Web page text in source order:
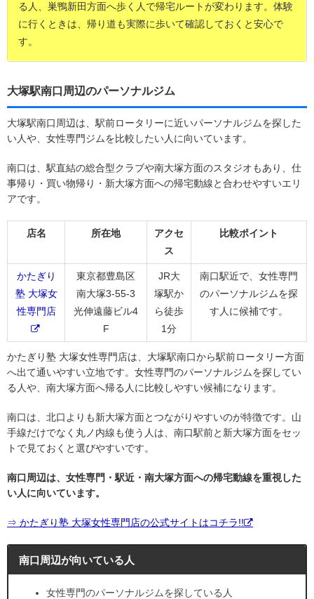
る人、巣鴨新田方面へ歩く人で帰宅ルートが変わります。体験
に行くときは、帰り道も実際に歩いて確認しておくと安心で
す。
大塚駅南口周辺のパーソナルジム
大塚駅南口周辺は、駅前ロータリーに近いパーソナルジムを探した
い人や、女性専門ジムを比較したい人に向いています。
南口は、駅直結の総合型クラブや南大塚方面のスタジオもあり、仕
事帰り・買い物帰り・新大塚方面への帰宅動線と合わせやすいエリ
アです。
店名 所在地
アクセ
ス
比較ポイント
かたぎり
塾 大塚女
性専門店
東京都豊島区
南大塚3-55-3
光伸遠藤ビル4
F
JR大
塚駅か
ら徒歩
1分
南口駅近で、女性専門
のパーソナルジムを探
す人に候補です。
かたぎり塾 大塚女性専門店は、大塚駅南口から駅前ロータリー方面
へ出て通いやすい立地です。女性専門のパーソナルジムを探してい
る人や、南大塚方面へ帰る人に比較しやすい候補になります。
南口は、北口よりも新大塚方面とつながりやすいのが特徴です。山
手線だけでなく丸ノ内線も使う人は、南口駅前と新大塚方面をセッ
トで見ておくと選びやすいです。
南口周辺は、女性専門・駅近・南大塚方面への帰宅動線を重視した
い人に向いています。
⇒ かたぎり塾 大塚女性専門店の公式サイトはコチラ!!
南口周辺が向いている人
女性専門のパーソナルジムを探している人